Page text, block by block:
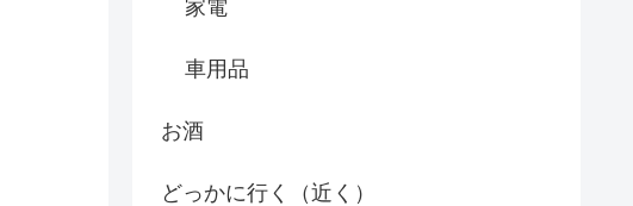
家電
車用品
お酒
どっかに行く（近く）